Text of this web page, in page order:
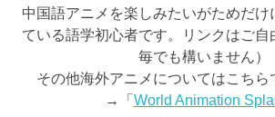
中国語アニメを楽しみたいがためだけ
ている語学初心者です。リンクはご
毎でも構いません）
その他海外アニメについてはこちら
→「World Animation